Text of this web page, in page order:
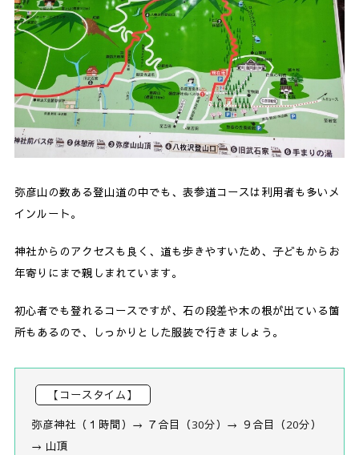
弥彦山の数ある登山道の中でも、表参道コースは利用者も多いメ
インルート。
神社からのアクセスも良く、道も歩きやすいため、子どもからお
年寄りにまで親しまれています。
初心者でも登れるコースですが、石の段差や木の根が出ている箇
所もあるので、しっかりとした服装で行きましょう。
【コースタイム】
弥彦神社（１時間）→ ７合目（30分）→ ９合目（20分）
→ 山頂